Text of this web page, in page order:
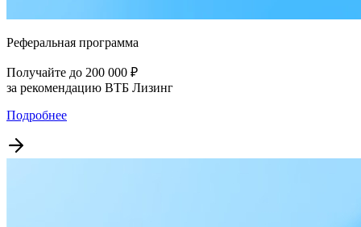
Реферальная программа
Получайте до 200 000 ₽
за рекомендацию ВТБ Лизинг
Подробнее